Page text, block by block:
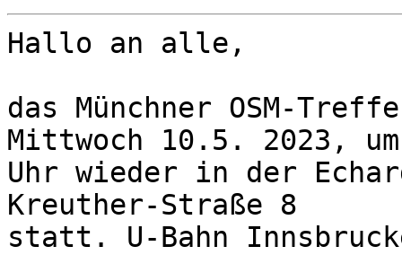
Hallo an alle,
das Münchner OSM-
Mittwoch 10.5. 2023,
Uhr wieder in der
Kreuther-Straße 8
statt. U-Bahn